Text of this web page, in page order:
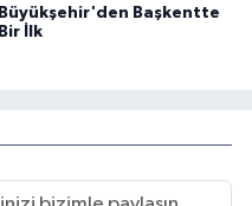
Büyükşehir'den Başkentte
Bir İlk